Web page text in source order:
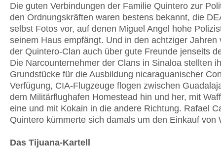
Die guten Verbindungen der Familie Quintero zur
den Ordnungskräften waren bestens bekannt, die
selbst Fotos vor, auf denen Miguel Angel hohe
seinem Haus empfängt. Und in den achtziger Jahren
der Quintero-Clan auch über gute Freunde jenseits
Die Narcounternehmer der Clans in Sinaloa stellten
Grundstücke für die Ausbildung nicaraguanischer
Verfügung, CIA-Flugzeuge flogen zwischen
dem Militärflughafen Homestead hin und her, mit
eine und mit Kokain in die andere Richtung. Rafael
Quintero kümmerte sich damals um den Einkauf von
Das Tijuana-Kartell